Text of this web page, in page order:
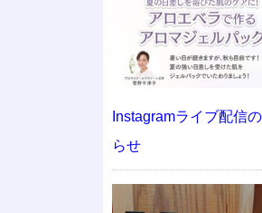
Instagramライブ配信
らせ